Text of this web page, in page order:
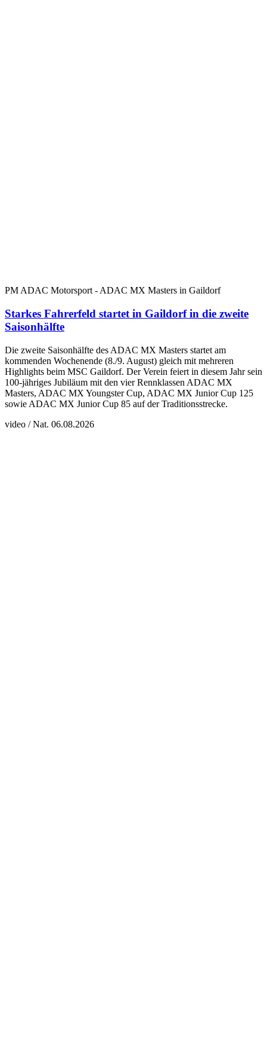
PM ADAC Motorsport - ADAC MX Masters in Gaildorf
Starkes Fahrerfeld startet in Gaildorf in die zweite
Saisonhälfte
Die zweite Saisonhälfte des ADAC MX Masters startet am
kommenden Wochenende (8./9. August) gleich mit mehreren
Highlights beim MSC Gaildorf. Der Verein feiert in diesem Jahr sein
100-jähriges Jubiläum mit den vier Rennklassen ADAC MX
Masters, ADAC MX Youngster Cup, ADAC MX Junior Cup 125
sowie ADAC MX Junior Cup 85 auf der Traditionsstrecke.
video / Nat. 06.08.2026